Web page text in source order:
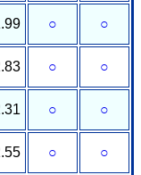
○ ○
○ ○
○ ○
○ ○